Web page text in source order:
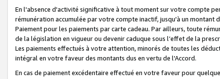
En l'absence d'activité significative à tout moment sur votre compte
rémunération accumulée par votre compte inactif, jusqu'à un montant
Paiement pour les paiements par carte cadeau. Par ailleurs, toute
de la législation en vigueur ou devenir caduque sous l’effet de la
Les paiements effectués à votre attention, minorés de toutes les
intégral en votre faveur des montants dus en vertu de l'Accord.
En cas de paiement excédentaire effectué en votre faveur pour